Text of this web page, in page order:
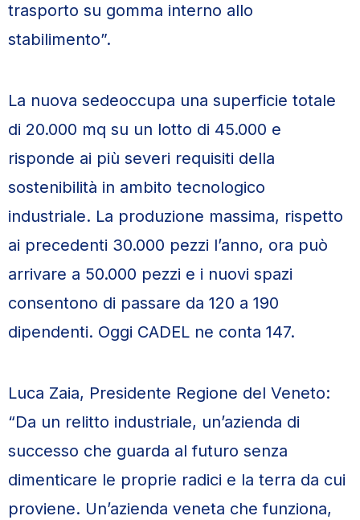
trasporto su gomma interno allo
stabilimento”.
La nuova sedeoccupa una superficie totale
di 20.000 mq su un lotto di 45.000 e
risponde ai più severi requisiti della
sostenibilità in ambito tecnologico
industriale. La produzione massima, rispetto
ai precedenti 30.000 pezzi l’anno, ora può
arrivare a 50.000 pezzi e i nuovi spazi
consentono di passare da 120 a 190
dipendenti. Oggi CADEL ne conta 147.
Luca Zaia, Presidente Regione del Veneto:
“Da un relitto industriale, un’azienda di
successo che guarda al futuro senza
dimenticare le proprie radici e la terra da cui
proviene. Un’azienda veneta che funziona,